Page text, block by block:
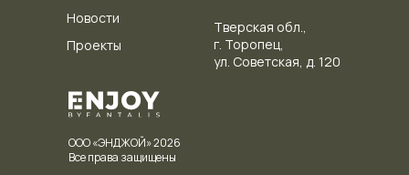
ООО «ЭНДЖОЙ» 2026
Все права защищены
Тверская обл.,
г. Торопец,
ул. Советская, д. 120
Новости
Проекты